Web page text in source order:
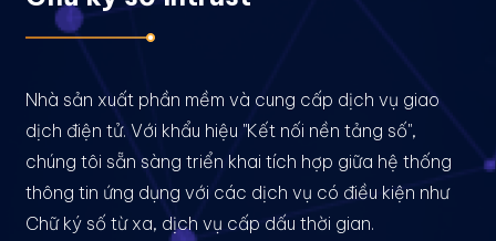
Nhà sản xuất phần mềm và cung cấp dịch vụ giao
dịch điện tử. Với khẩu hiệu "Kết nối nền tảng số",
chúng tôi sẵn sàng triển khai tích hợp giữa hệ thống
thông tin ứng dụng với các dịch vụ có điều kiện như
Chữ ký số từ xa, dịch vụ cấp dấu thời gian.